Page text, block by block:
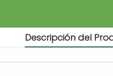
Descripción del